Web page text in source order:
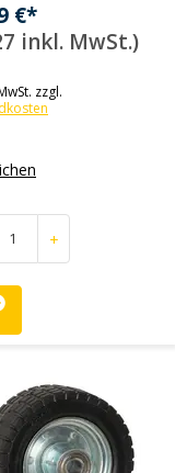
€*
inkl. MwSt.)
zzgl.
+